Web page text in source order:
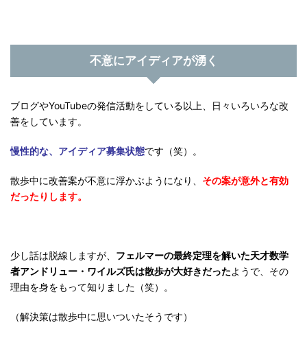
不意にアイディアが湧く
ブログやYouTubeの発信活動をしている以上、日々いろいろな改
善をしています。
慢性的な、アイディア募集状態です（笑）。
散歩中に改善案が不意に浮かぶようになり、 その案が意外と有効
だったりします。
少し話は脱線しますが、 フェルマーの最終定理を解いた天才数学
者アンドリュー・ワイルズ氏は散歩が大好きだったようで、その
理由を身をもって知りました（笑）。
（解決策は散歩中に思いついたそうです）